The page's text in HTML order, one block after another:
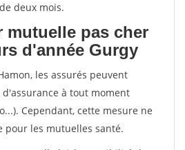
deux mois.
mutuelle pas cher
d'année Gurgy
les assurés peuvent
à tout moment
Cependant, cette mesure ne
pour les mutuelles santé.